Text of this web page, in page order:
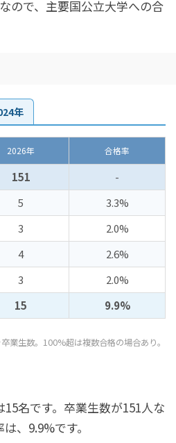
ので、主要国公立大学への合
年
2026年 合格率
151
-
5
3.3%
3
2.0%
4
2.6%
3
2.0%
15 9.9%
業生数。100%超は複数合格の場合あり。
名です。卒業生数が151人な
、9.9%です。